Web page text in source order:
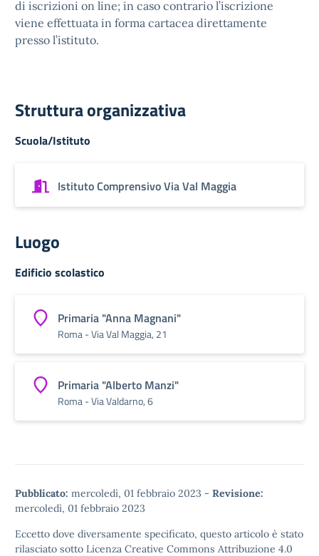
di iscrizioni on line; in caso contrario l’iscrizione
viene effettuata in forma cartacea direttamente
presso l’istituto.
Struttura organizzativa
Scuola/Istituto
Istituto Comprensivo Via Val Maggia
Luogo
Edificio scolastico
Primaria "Anna Magnani"
Roma - Via Val Maggia, 21
Primaria "Alberto Manzi"
Roma - Via Valdarno, 6
Pubblicato: mercoledì, 01 febbraio 2023 - Revisione:
mercoledì, 01 febbraio 2023
Eccetto dove diversamente specificato, questo articolo è stato
rilasciato sotto Licenza Creative Commons Attribuzione 4.0